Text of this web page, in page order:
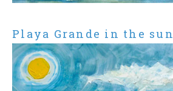
Playa Grande in the sun